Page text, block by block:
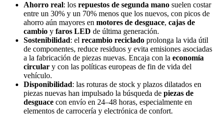
Ahorro real: los repuestos de segunda mano suelen costar
entre un 30% y un 70% menos que los nuevos, con picos de
ahorro aún mayores en motores de desguace, cajas de
cambio y faros LED de última generación.
Sostenibilidad: el recambio reciclado prolonga la vida útil
de componentes, reduce residuos y evita emisiones asociadas
a la fabricación de piezas nuevas. Encaja con la economía
circular y con las políticas europeas de fin de vida del
vehículo.
Disponibilidad: las roturas de stock y plazos dilatados en
piezas nuevas han impulsado la búsqueda de piezas de
desguace con envío en 24–48 horas, especialmente en
elementos de carrocería y electrónica de confort.